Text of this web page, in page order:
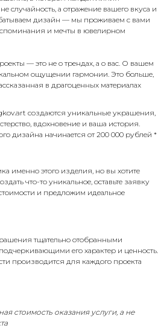
случайность, а отражение вашего вкуса и
дизайн — мы проживаем с вами
и мечты в ювелирном
— это не о трендах, а о вас. О вашем
ощущении гармонии. Это больше,
в драгоценных материалах
создаются уникальные украшения,
вдохновение и ваша история.
дизайна начинается от 200 000 рублей *
именно этого изделия, но вы хотите
что-то уникальное, оставьте заявку
и предложим идеальное
тщательно отобранными
его характер и ценность.
производится для каждого проекта
стоимость оказания услуги, а не